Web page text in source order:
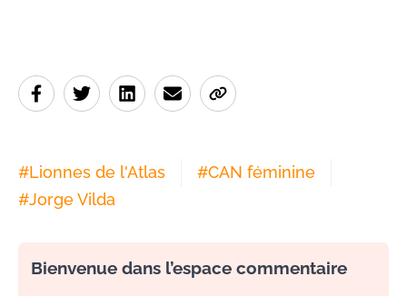
#Lionnes de l'Atlas #CAN féminine
#Jorge Vilda
Bienvenue dans l’espace commentaire